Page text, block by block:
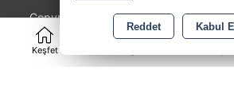
Keşfet
Copyright 2026 eslemkirtasiye.com -
Kredi kartı bilgileriniz 256bit SSL
korunmaktadır.
Reddet Kabul